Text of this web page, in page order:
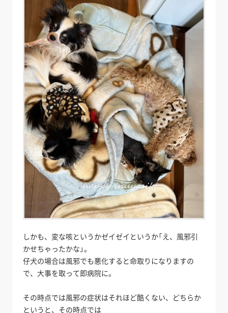
しかも、変な咳というかゼイゼイというか「え、風邪引
かせちゃったかな」。
仔犬の場合は風邪でも悪化すると命取りになりますの
で、大事を取って即病院に。
その時点では風邪の症状はそれほど酷くない、どちらか
というと、その時点では